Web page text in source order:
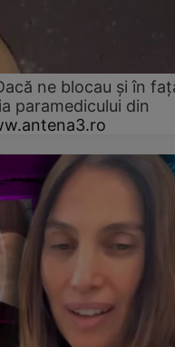
ne blocau şi în
paramedicului din